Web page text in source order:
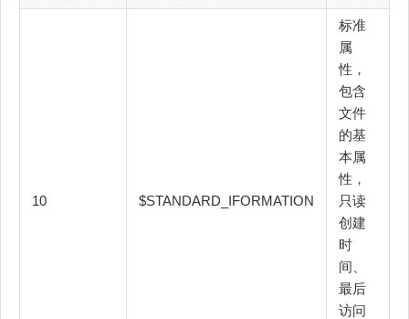
10 $STANDARD_IFORMATION
标准
属
性，
包含
文件
的基
本属
性，
只读
创建
时
间、
最后
访问